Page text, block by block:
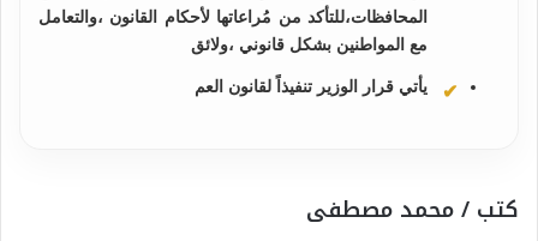
المحافظات،للتأكد من مُراعاتها لأحكام القانون ،والتعامل
مع المواطنين بشكل قانوني ،ولائق
يأتي قرار الوزير تنفيذاً لقانون العم
كتب / محمد مصطفى